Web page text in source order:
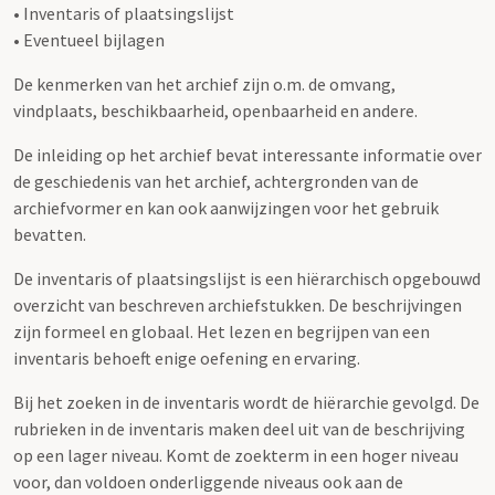
• Inventaris of plaatsingslijst
• Eventueel bijlagen
De kenmerken van het archief zijn o.m. de omvang,
vindplaats, beschikbaarheid, openbaarheid en andere.
De inleiding op het archief bevat interessante informatie over
de geschiedenis van het archief, achtergronden van de
archiefvormer en kan ook aanwijzingen voor het gebruik
bevatten.
De inventaris of plaatsingslijst is een hiërarchisch opgebouwd
overzicht van beschreven archiefstukken. De beschrijvingen
zijn formeel en globaal. Het lezen en begrijpen van een
inventaris behoeft enige oefening en ervaring.
Bij het zoeken in de inventaris wordt de hiërarchie gevolgd. De
rubrieken in de inventaris maken deel uit van de beschrijving
op een lager niveau. Komt de zoekterm in een hoger niveau
voor, dan voldoen onderliggende niveaus ook aan de